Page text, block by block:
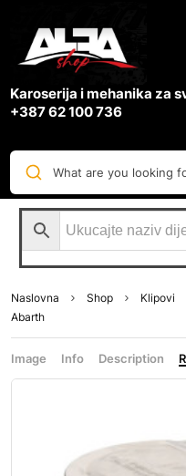
Karoserija i mehanika za
+387 62 100 736
What are you looking
Naslovna Shop Klipovi
Abarth
Image Info Description